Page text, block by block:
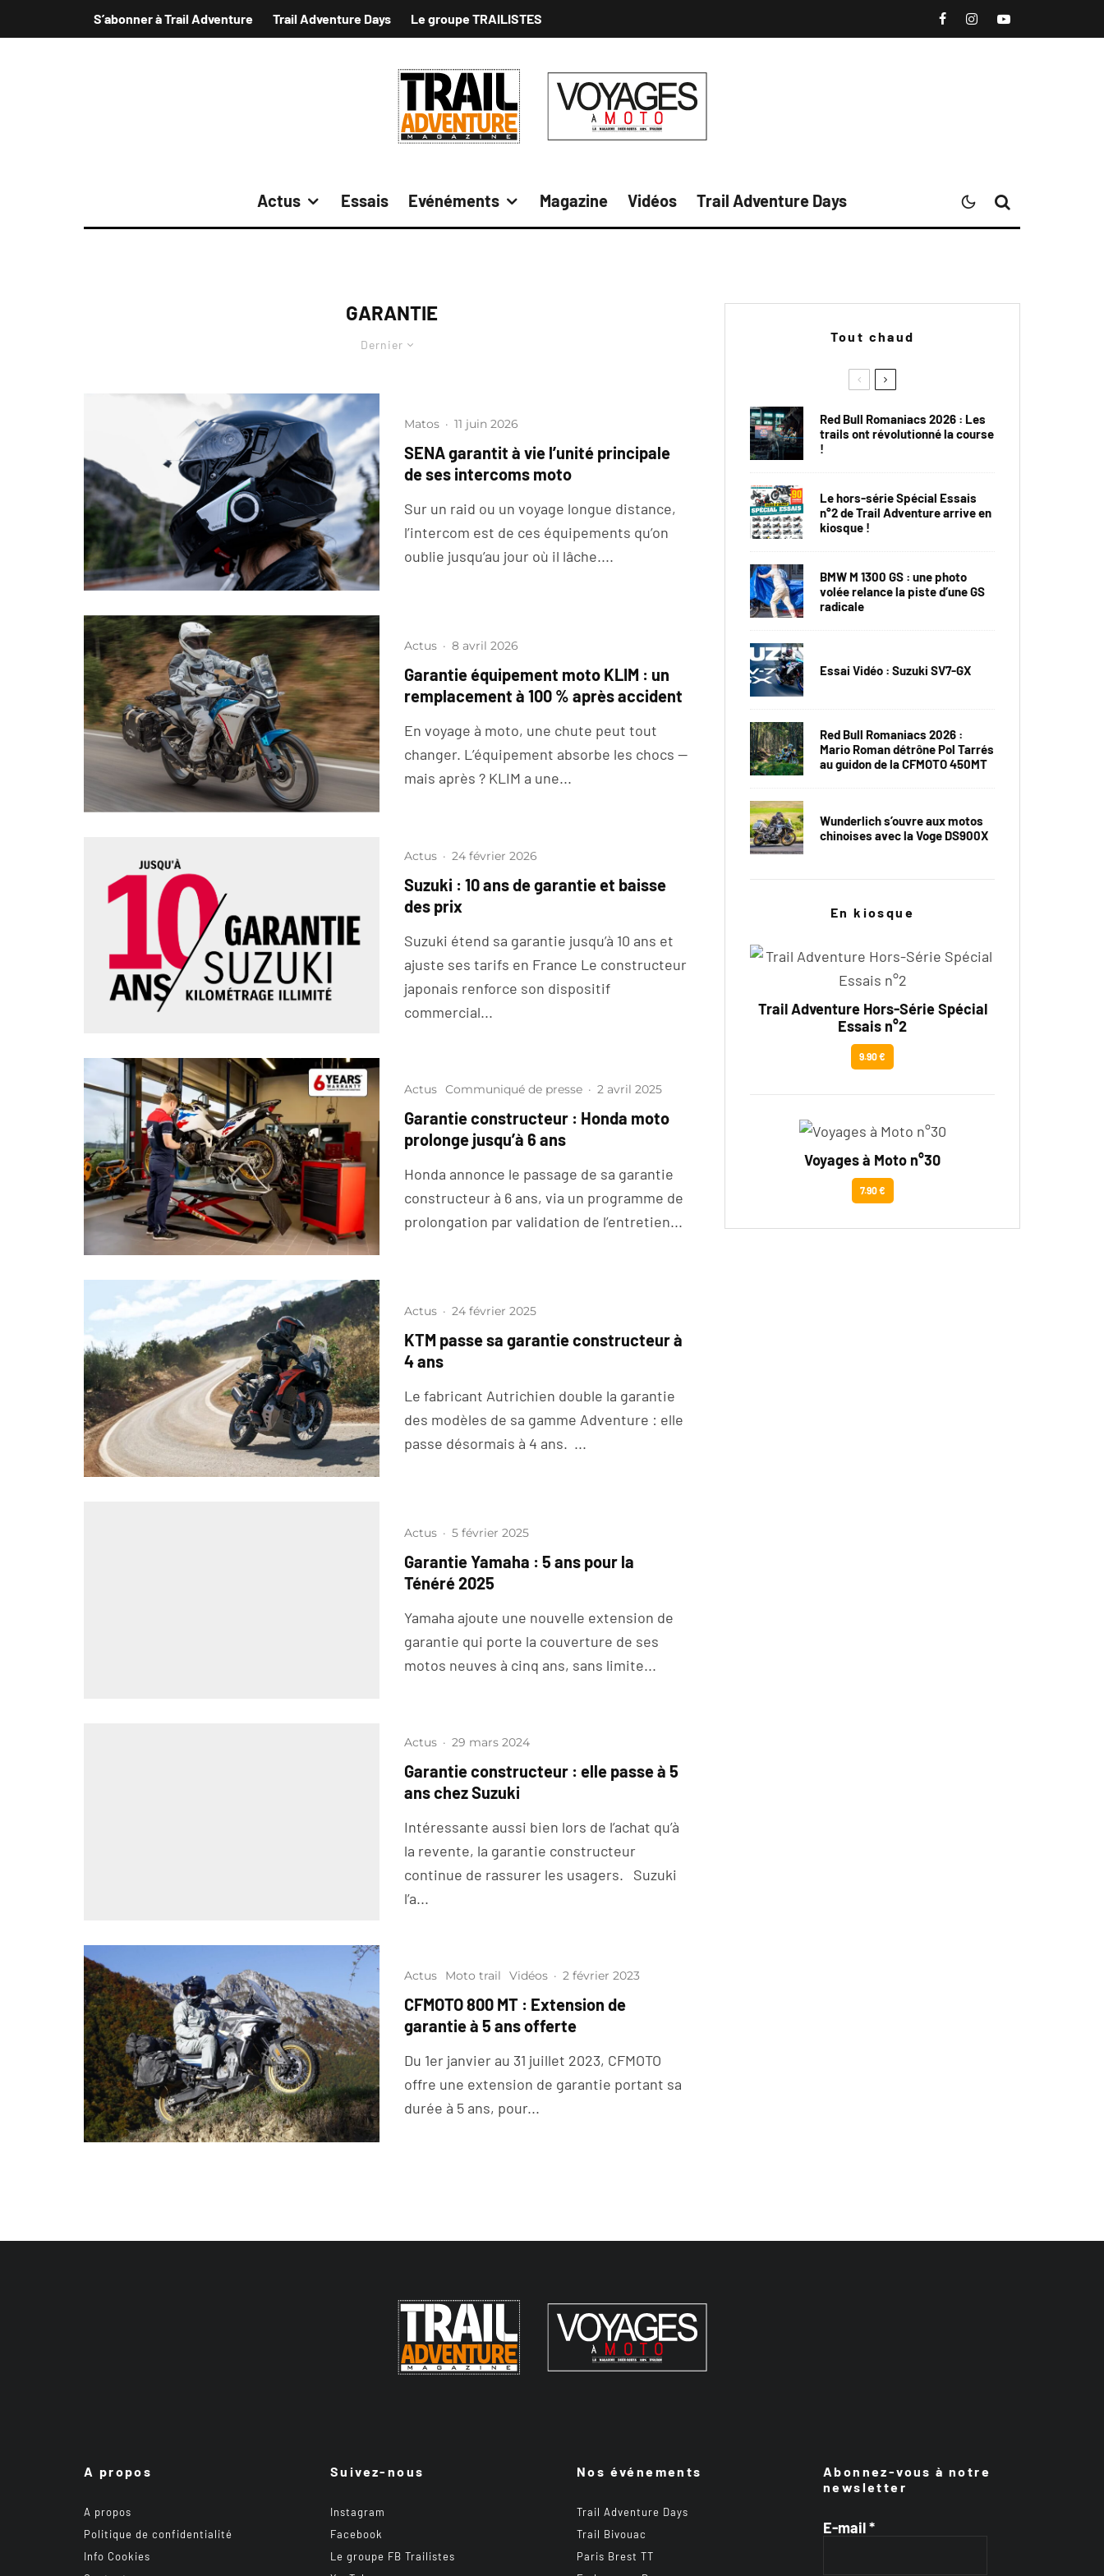
S’abonner à Trail Adventure Trail Adventure Days Le groupe TRAILISTES
Actus Essais Evénéments Magazine Vidéos Trail Adventure Days
GARANTIE
Dernier
Matos · 11 juin 2026
SENA garantit à vie l’unité principale
de ses intercoms moto
Sur un raid ou un voyage longue distance,
l’intercom est de ces équipements qu’on
oublie jusqu’au jour où il lâche....
Actus · 8 avril 2026
Garantie équipement moto KLIM : un
remplacement à 100 % après accident
En voyage à moto, une chute peut tout
changer. L’équipement absorbe les chocs —
mais après ? KLIM a une...
Actus · 24 février 2026
Suzuki : 10 ans de garantie et baisse
des prix
Suzuki étend sa garantie jusqu’à 10 ans et
ajuste ses tarifs en France Le constructeur
japonais renforce son dispositif
commercial...
Actus Communiqué de presse · 2 avril 2025
Garantie constructeur : Honda moto
prolonge jusqu’à 6 ans
Honda annonce le passage de sa garantie
constructeur à 6 ans, via un programme de
prolongation par validation de l’entretien...
Actus · 24 février 2025
KTM passe sa garantie constructeur à
4 ans
Le fabricant Autrichien double la garantie
des modèles de sa gamme Adventure : elle
passe désormais à 4 ans. ...
Actus · 5 février 2025
Garantie Yamaha : 5 ans pour la
Ténéré 2025
Yamaha ajoute une nouvelle extension de
garantie qui porte la couverture de ses
motos neuves à cinq ans, sans limite...
Actus · 29 mars 2024
Garantie constructeur : elle passe à 5
ans chez Suzuki
Intéressante aussi bien lors de l’achat qu’à
la revente, la garantie constructeur
continue de rassurer les usagers. Suzuki
l’a...
Actus Moto trail Vidéos · 2 février 2023
CFMOTO 800 MT : Extension de
garantie à 5 ans offerte
Du 1er janvier au 31 juillet 2023, CFMOTO
offre une extension de garantie portant sa
durée à 5 ans, pour...
Tout chaud
Red Bull Romaniacs 2026 : Les
trails ont révolutionné la course
!
Le hors-série Spécial Essais
n°2 de Trail Adventure arrive en
kiosque !
BMW M 1300 GS : une photo
volée relance la piste d’une GS
radicale
Essai Vidéo : Suzuki SV7-GX
Red Bull Romaniacs 2026 :
Mario Roman détrône Pol Tarrés
au guidon de la CFMOTO 450MT
Wunderlich s’ouvre aux motos
chinoises avec la Voge DS900X
En kiosque
Trail Adventure Hors-Série Spécial
Essais n°2
9.90 €
Voyages à Moto n°30
7.90 €
A propos
A propos
Politique de confidentialité
Info Cookies
Suivez-nous
Instagram
Facebook
Le groupe FB Trailistes
Nos événements
Trail Adventure Days
Trail Bivouac
Paris Brest TT
Abonnez-vous à notre
newsletter
E-mail*